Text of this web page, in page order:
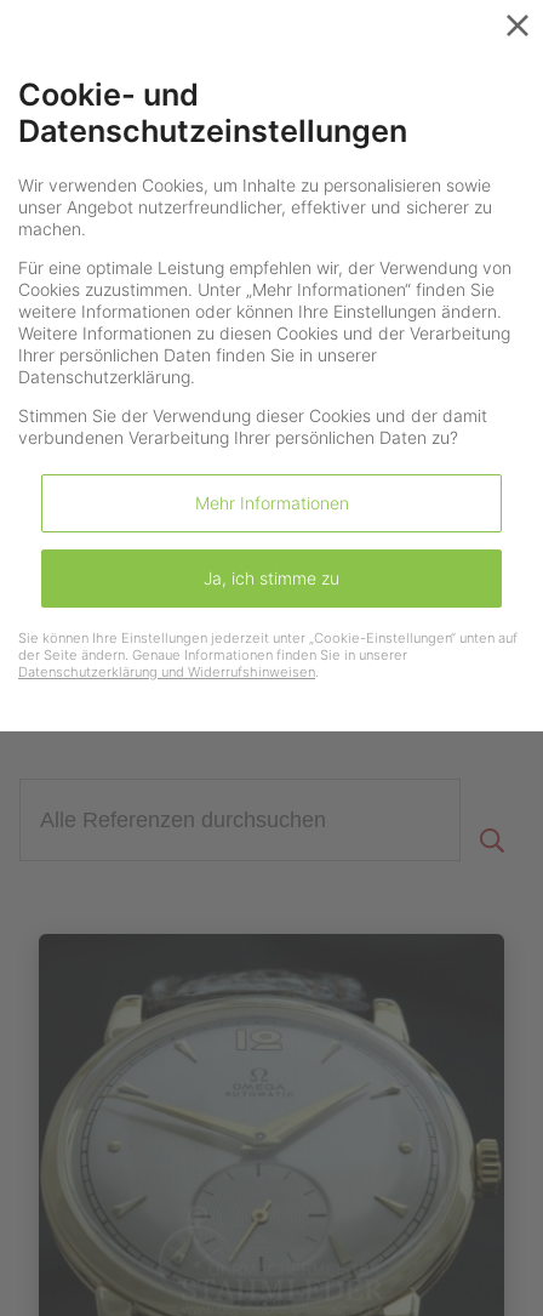
Bereits verkaufte Angebote
Hier sehen Sie eine Übersicht meiner Referenzen
Zu den Angeboten
Cookie- und
Datenschutzeinstellungen
Wir verwenden Cookies, um Inhalte zu personalisieren sowie
unser Angebot nutzerfreundlicher, effektiver und sicherer zu
machen.
Für eine optimale Leistung empfehlen wir, der Verwendung von
Cookies zuzustimmen. Unter „Mehr Informationen“ finden Sie
weitere Informationen oder können Ihre Einstellungen ändern.
Weitere Informationen zu diesen Cookies und der Verarbeitung
Ihrer persönlichen Daten finden Sie in unserer
Datenschutzerklärung.
Stimmen Sie der Verwendung dieser Cookies und der damit
verbundenen Verarbeitung Ihrer persönlichen Daten zu?
Mehr Informationen
Ja, ich stimme zu
Sie können Ihre Einstellungen jederzeit unter „Cookie-Einstellungen“ unten auf
der Seite ändern. Genaue Informationen finden Sie in unserer
Datenschutzerklärung und Widerrufshinweisen.